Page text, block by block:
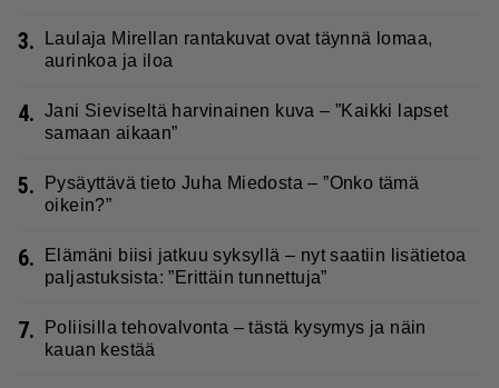
3.
Laulaja Mirellan rantakuvat ovat täynnä lomaa,
aurinkoa ja iloa
4. Jani Sieviseltä harvinainen kuva – ”Kaikki lapset
samaan aikaan”
5.
Pysäyttävä tieto Juha Miedosta – ”Onko tämä
oikein?”
6.
Elämäni biisi jatkuu syksyllä – nyt saatiin lisätietoa
paljastuksista: ”Erittäin tunnettuja”
7.
Poliisilla tehovalvonta – tästä kysymys ja näin
kauan kestää